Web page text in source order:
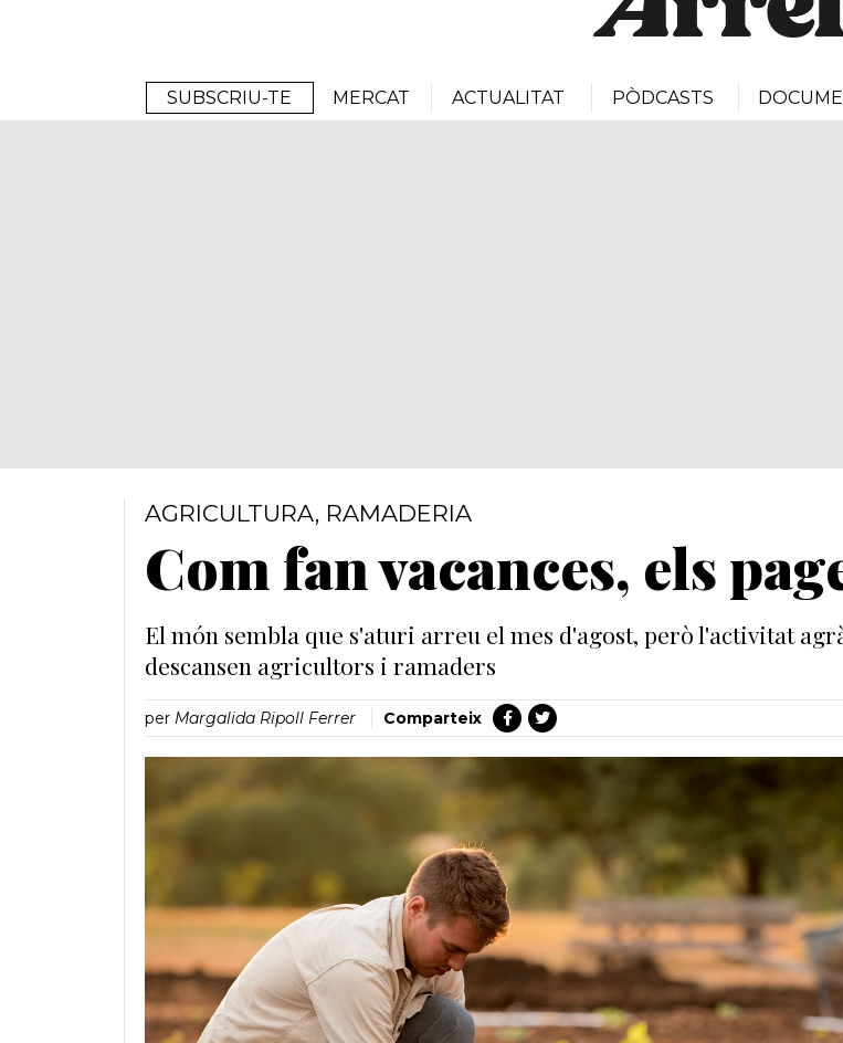
SUBSCRIU-TE MERCAT ACTUALITAT PÒDCASTS
AGRICULTURA, RAMADERIA
Com fan vacances, els
El món sembla que s'aturi arreu el mes d'agost, però l'activitat
descansen agricultors i ramaders
per Margalida Ripoll Ferrer Comparteix